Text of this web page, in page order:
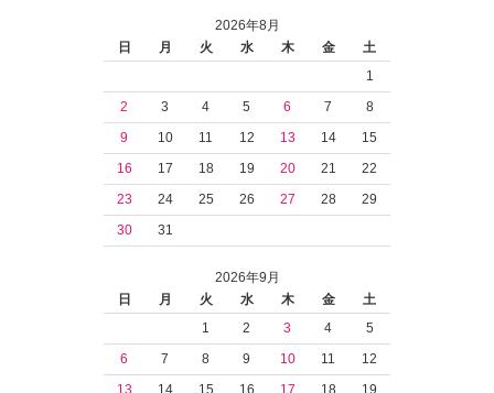
2026年8月
日
月 火 水 木 金
土
1
2
3 4 5 6 7
8
9
10 11 12 13 14
15
16
17 18 19 20 21
22
23
24 25 26 27 28
29
30
31
2026年9月
日
月 火 水 木 金
土
1
2 3 4
5
6
7 8 9 10 11
12